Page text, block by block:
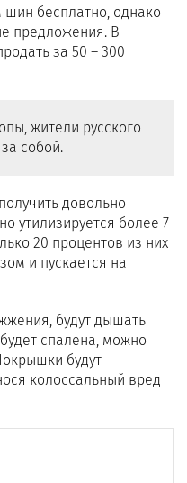
бесплатно, однако
предложения. В
за 50 – 300
жители русского
собой.
довольно
утилизируется более 7
20 процентов из них
и пускается на
будут дышать
спалена, можно
будут
колоссальный вред